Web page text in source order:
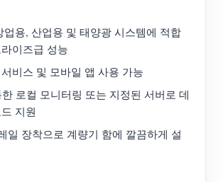
업용, 산업용 및 태양광 시스템에 적합
이즈급 성능
비스 및 모바일 앱 사용 가능
로컬 모니터링 또는 지정된 서버로 데
지원
일 장착으로 계량기 함에 깔끔하게 설